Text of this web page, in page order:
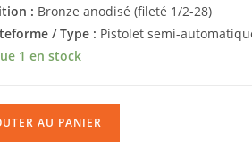
: Bronze anodisé (fileté 1/2-28)
/ Type : Pistolet semi-
1 en stock
AU PANIER